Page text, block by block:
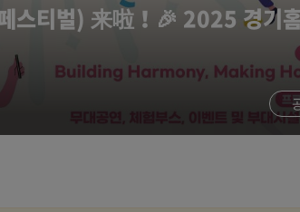
티벌) 来啦！🎉 2025 경기